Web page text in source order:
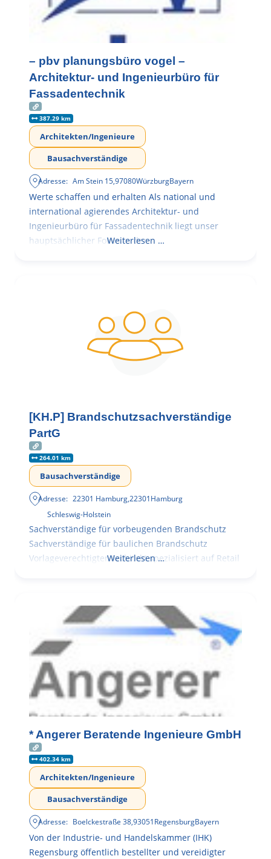
– pbv planungsbüro vogel –
Architektur- und Ingenieurbüro für
Fassadentechnik
387.29 km
Architekten/Ingenieure
Bausachverständige
Adresse: Am Stein 15,97080WürzburgBayern
Werte schaffen und erhalten Als national und
international agierendes Architektur- und
Ingenieurbüro für Fassadentechnik liegt unser
hauptsächlicher Fokus in der
Weiterlesen …
[KH.P] Brandschutzsachverständige
PartG
264.01 km
Bausachverständige
Adresse: 22301 Hamburg,22301Hamburg
Schleswig-Holstein
Sachverständige für vorbeugenden Brandschutz
Sachverständige für baulichen Brandschutz
Vorlageverechtigter Architekt spezialisiert auf Retail
Weiterlesen …
* Angerer Beratende Ingenieure GmbH
402.34 km
Architekten/Ingenieure
Bausachverständige
Adresse: Boelckestraße 38,93051RegensburgBayern
Von der Industrie- und Handelskammer (IHK)
Regensburg öffentlich bestellter und vereidigter